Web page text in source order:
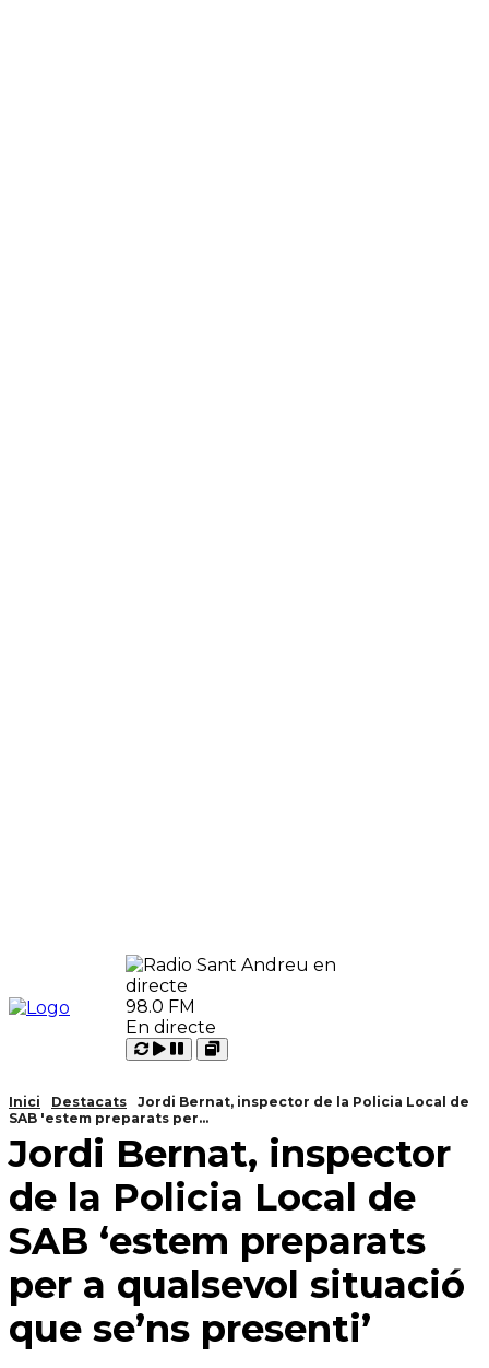
98.0 FM
En directe
Carregant
Reproduir
Pausar
Open
Inici Destacats
Jordi Bernat, inspector de la Policia Local de
SAB 'estem preparats per...
Jordi Bernat, inspector
de la Policia Local de
SAB ‘estem preparats
per a qualsevol situació
que se’ns presenti’